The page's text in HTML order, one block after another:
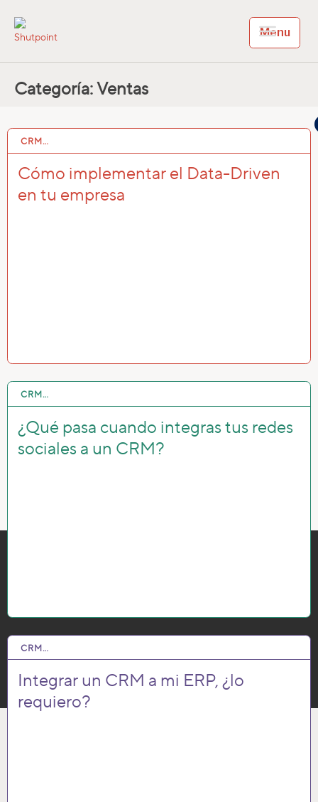
Menu
Categoría:Ventas
CRM…
Cómo implementar el Data-Driven
en tu empresa
29 MAR 2022
CRM…
¿Qué pasa cuando integras tus redes
sociales a un CRM?
29 MAR 2022
CRM…
Integrar un CRM a mi ERP, ¿lo
requiero?
10 MAR 2022